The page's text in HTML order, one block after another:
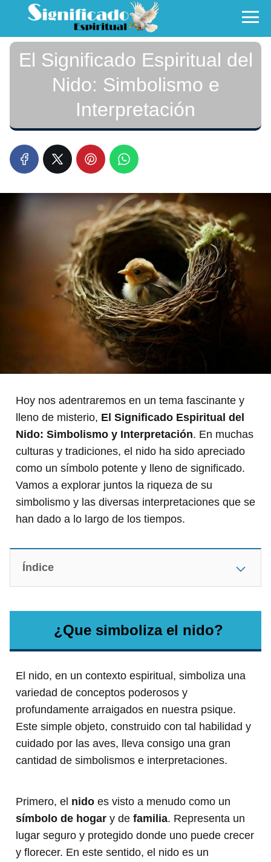
El Significado Espiritual del
Nido: Simbolismo e
Interpretación
Hoy nos adentraremos en un tema fascinante y
lleno de misterio, El Significado Espiritual del
Nido: Simbolismo y Interpretación. En muchas
culturas y tradiciones, el nido ha sido apreciado
como un símbolo potente y lleno de significado.
Vamos a explorar juntos la riqueza de su
simbolismo y las diversas interpretaciones que se
han dado a lo largo de los tiempos.
Índice
¿Que simboliza el nido?
El nido, en un contexto espiritual, simboliza una
variedad de conceptos poderosos y
profundamente arraigados en nuestra psique.
Este simple objeto, construido con tal habilidad y
cuidado por las aves, lleva consigo una gran
cantidad de simbolismos e interpretaciones.
Primero, el nido es visto a menudo como un
símbolo de hogar y de familia. Representa un
lugar seguro y protegido donde uno puede crecer
y florecer. En este sentido, el nido es un